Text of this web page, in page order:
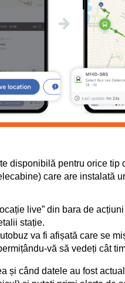
disponibilă pentru orice tip
care are instalată
live” din bara de
stație.
va fi afișată care se
vă să vedeți cât
și când datele au fost